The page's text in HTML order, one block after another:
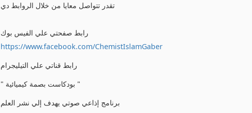
تقدر تتواصل معايا من خلال الروابط دي
رابط صفحتي علي الفيس بوك
https://www.facebook.com/ChemistIslamGaber
رابط قناتي علي التيليجرام
" بودكاست بصمة كيميائية "
برنامج إذاعي صوتي يهدف إلي نشر العلم